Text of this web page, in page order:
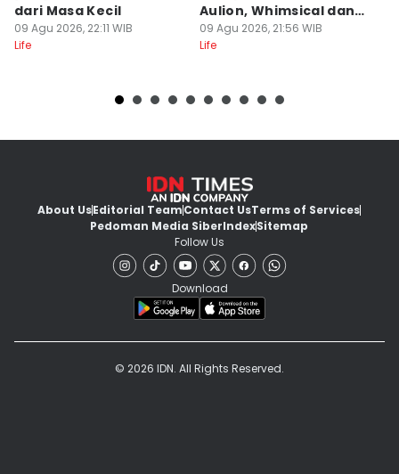
dari Masa Kecil
09 Agu 2026, 22:11 WIB
Life
Aulion, Whimsical dan
Colorful
09 Agu 2026, 21:56 WIB
Life
About UsEditorial TeamContact UsTerms of Services
Pedoman Media SiberIndexSitemap
Follow Us
Download
© 2026 IDN. All Rights Reserved.